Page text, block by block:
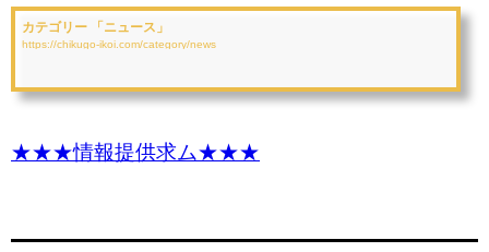
カテゴリー 「ニュース」
https://chikugo-ikoi.com/category/news
★★★情報提供求ム★★★